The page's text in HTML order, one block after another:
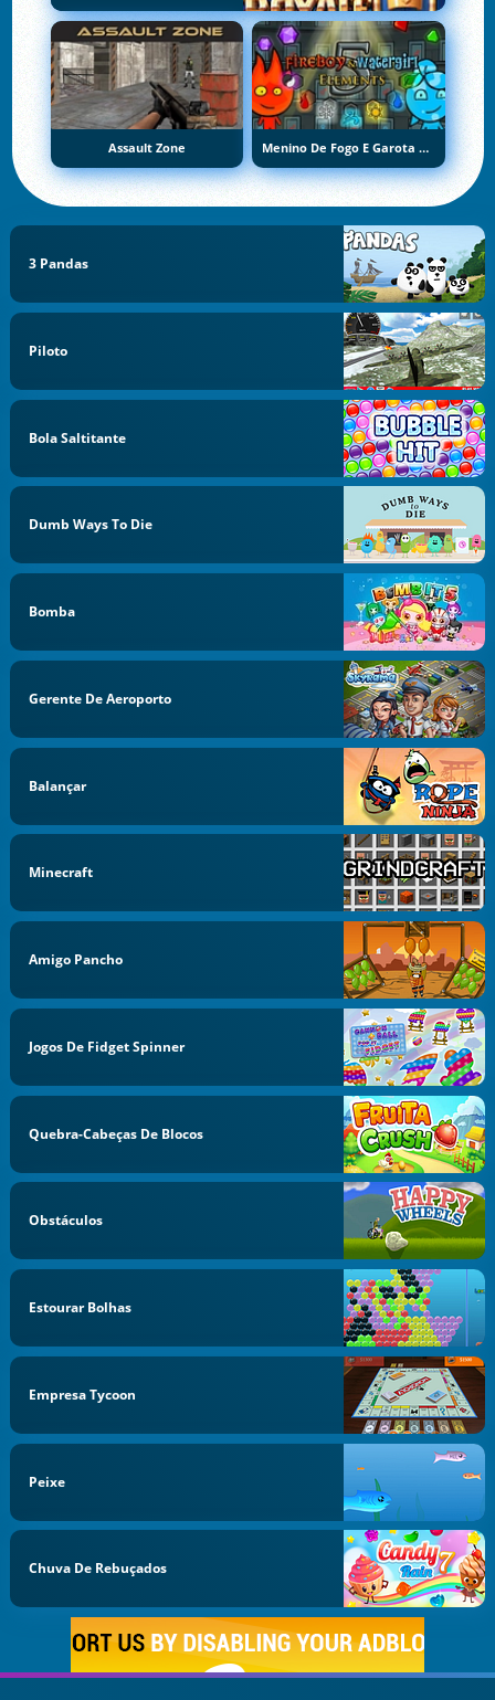
Assault Zone Menino De Fogo E Garota De Água 5: Elementos
3 Pandas
Piloto
Bola Saltitante
Dumb Ways To Die
Bomba
Gerente De Aeroporto
Balançar
Minecraft
Amigo Pancho
Jogos De Fidget Spinner
Quebra-Cabeças De Blocos
Obstáculos
Estourar Bolhas
Empresa Tycoon
Peixe
Chuva De Rebuçados